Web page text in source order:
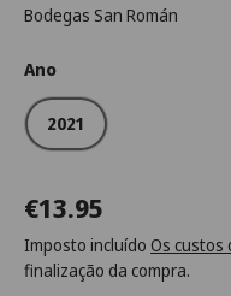
Bodegas San Román
Ano
2021
€13.95
Imposto incluído Os custos
finalização da compra.